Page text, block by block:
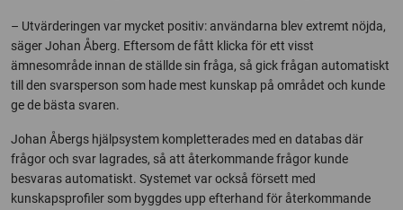
– Utvärderingen var mycket positiv: användarna blev extremt nöjda,
säger Johan Åberg. Eftersom de fått klicka för ett visst
ämnesområde innan de ställde sin fråga, så gick frågan automatiskt
till den svarsperson som hade mest kunskap på området och kunde
ge de bästa svaren.
Johan Åbergs hjälpsystem kompletterades med en databas där
frågor och svar lagrades, så att återkommande frågor kunde
besvaras automatiskt. Systemet var också försett med
kunskapsprofiler som byggdes upp efterhand för återkommande